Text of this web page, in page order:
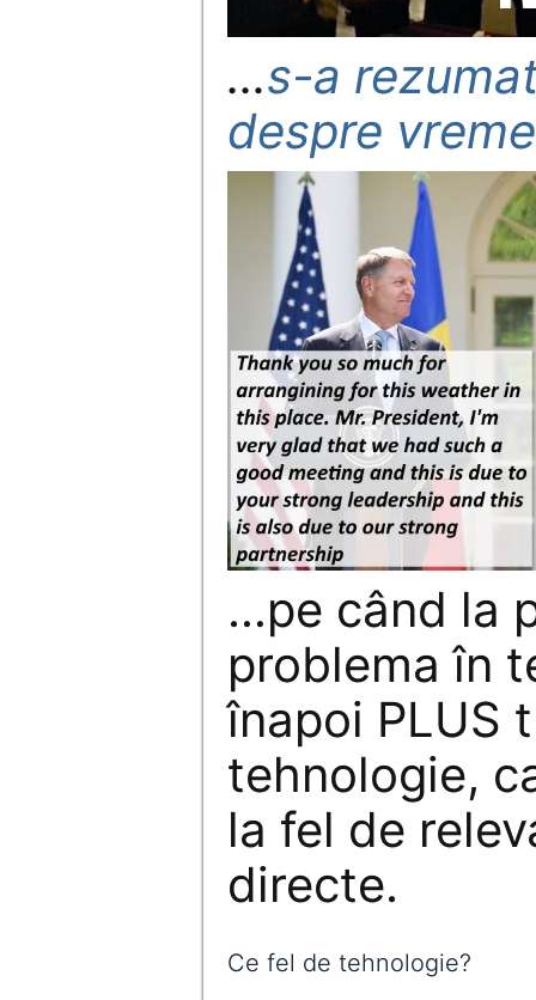
…s-a
despre
…pe când la
problema în
înapoi PLUS
tehnologie,
la fel de
directe.
Ce fel de tehnologie?